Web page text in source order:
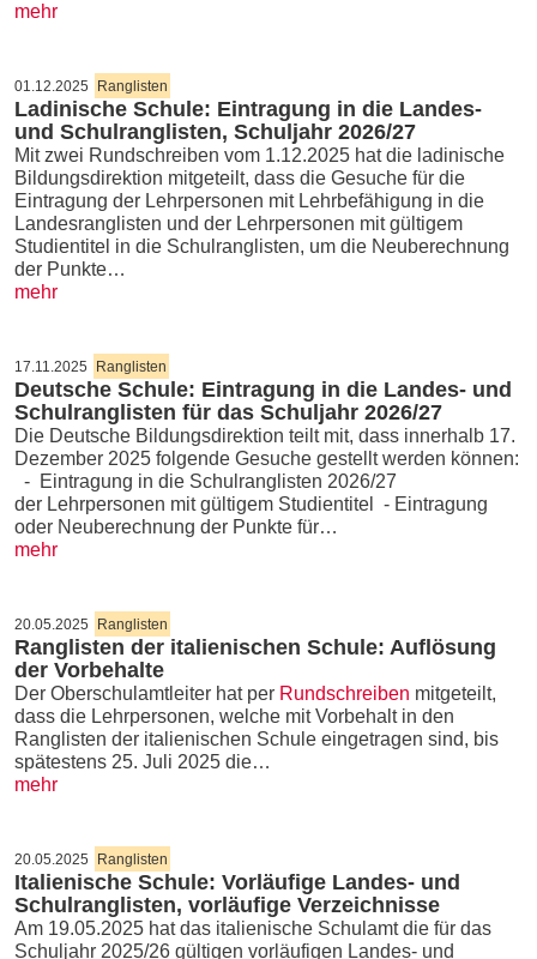
mehr
01.12.2025 Ranglisten
Ladinische Schule: Eintragung in die Landes-
und Schulranglisten, Schuljahr 2026/27
Mit zwei Rundschreiben vom 1.12.2025 hat die ladinische
Bildungsdirektion mitgeteilt, dass die Gesuche für die
Eintragung der Lehrpersonen mit Lehrbefähigung in die
Landesranglisten und der Lehrpersonen mit gültigem
Studientitel in die Schulranglisten, um die Neuberechnung
der Punkte…
mehr
17.11.2025 Ranglisten
Deutsche Schule: Eintragung in die Landes- und
Schulranglisten für das Schuljahr 2026/27
Die Deutsche Bildungsdirektion teilt mit, dass innerhalb 17.
Dezember 2025 folgende Gesuche gestellt werden können:
- Eintragung in die Schulranglisten 2026/27
der Lehrpersonen mit gültigem Studientitel - Eintragung
oder Neuberechnung der Punkte für…
mehr
20.05.2025 Ranglisten
Ranglisten der italienischen Schule: Auflösung
der Vorbehalte
Der Oberschulamtleiter hat per Rundschreiben mitgeteilt,
dass die Lehrpersonen, welche mit Vorbehalt in den
Ranglisten der italienischen Schule eingetragen sind, bis
spätestens 25. Juli 2025 die…
mehr
20.05.2025 Ranglisten
Italienische Schule: Vorläufige Landes- und
Schulranglisten, vorläufige Verzeichnisse
Am 19.05.2025 hat das italienische Schulamt die für das
Schuljahr 2025/26 gültigen vorläufigen Landes- und